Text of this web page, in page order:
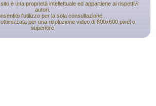
sito è una proprietà intellettuale ed appartiene ai rispettivi
autori.
l'utilizzo per la sola consultazione.
ottimizzata per una risoluzione video di 800x600 pixel o
superiore